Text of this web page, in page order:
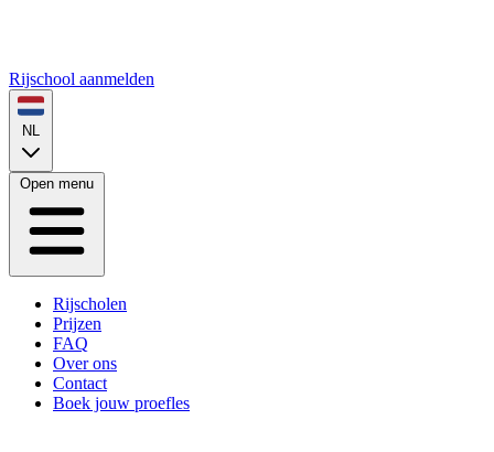
Rijschool aanmelden
NL
Open menu
Rijscholen
Prijzen
FAQ
Over ons
Contact
Boek jouw proefles